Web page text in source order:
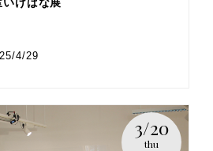
4/29
3/20
thu